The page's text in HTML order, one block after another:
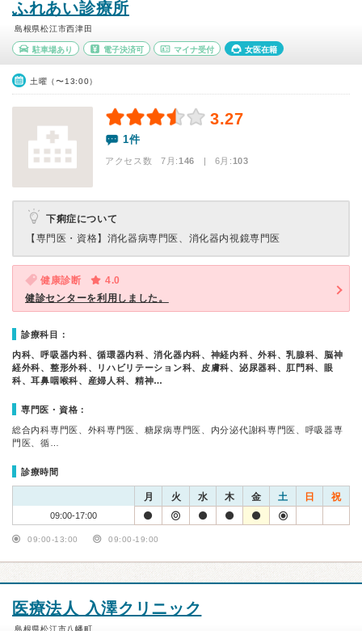
ふれあい診療所
島根県松江市西津田
駐車場あり 電子決済可 マイナ受付 女医在籍
土曜（〜13:00）
3.27
1件
アクセス数 7月:146 | 6月:103
下痢症について
【専門医・資格】 消化器病専門医、消化器内視鏡専門医
健康診断
4.0
健診センターを利用しました。
診療科目：
内科、呼吸器内科、循環器内科、消化器内科、神経内科、外科、乳腺科、脳神
経外科、整形外科、リハビリテーション科、皮膚科、泌尿器科、肛門科、眼
科、耳鼻咽喉科、産婦人科、精神…
専門医・資格：
総合内科専門医、外科専門医、糖尿病専門医、内分泌代謝科専門医、呼吸器専
門医、循…
診療時間
月 火 水 木 金 土 日 祝
09:00-17:00
09:00-13:00 09:00-19:00
医療法人 入澤クリニック
島根県松江市八幡町